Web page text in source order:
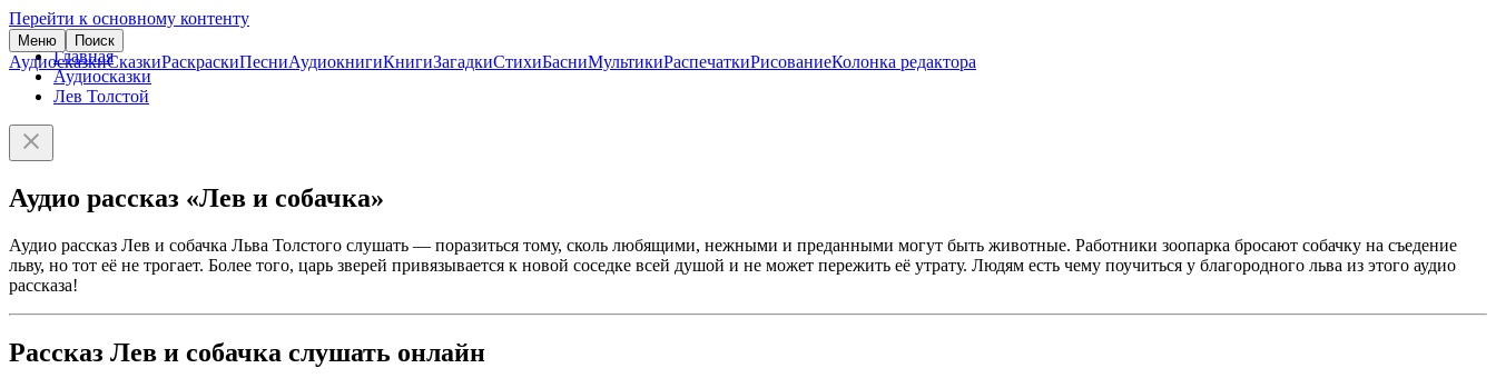
Перейти к основному контенту
Меню Поиск
АудиосказкиСказкиРаскраскиПесниАудиокнигиКнигиЗагадкиСтихиБасниМультикиРаспечаткиРисованиеКолонка редактора
Главная
Аудиосказки
Лев Толстой
Аудио рассказ «Лев и собачка»
Аудио рассказ Лев и собачка Льва Толстого слушать — поразиться тому, сколь любящими, нежными и преданными могут быть животные. Работники зоопарка бросают собачку на съедение
льву, но тот её не трогает. Более того, царь зверей привязывается к новой соседке всей душой и не может пережить её утрату. Людям есть чему поучиться у благородного льва из этого аудио
рассказа!
Рассказ Лев и собачка слушать онлайн